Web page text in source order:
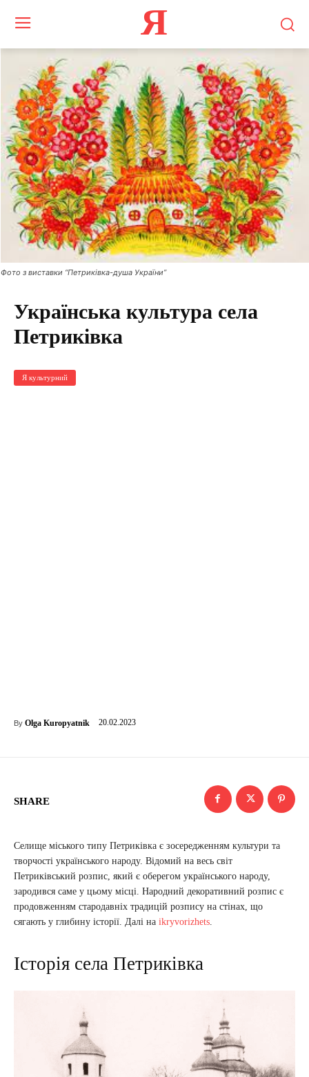
Я
Українська культура села
Петриківка
Я культурний
By Olga Kuropyatnik 20.02.2023
Фото з виставки “Петриківка-душа України”
SHARE
Селище міського типу Петриківка є зосередженням культури та
творчості українського народу. Відомий на весь світ
Петриківський розпис, який є оберегом українського народу,
зародився саме у цьому місці. Народний декоративний розпис є
продовженням стародавніх традицій розпису на стінах, що
сягають у глибину історії. Далі на ikryvorizhets
Історія села Петриківка